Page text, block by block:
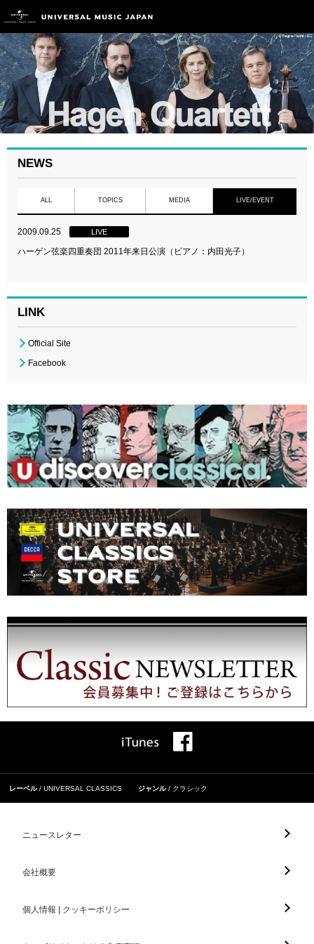
NEWS
ALL TOPICS MEDIA LIVE/EVENT
2009.09.25 LIVE
ハーゲン弦楽四重奏団 2011年来日公演（ピアノ：内田光子）
LINK
Official Site
Facebook
レーベル UNIVERSAL CLASSICS ジャンル クラシック
ニュースレター
会社概要
個人情報 | クッキーポリシー